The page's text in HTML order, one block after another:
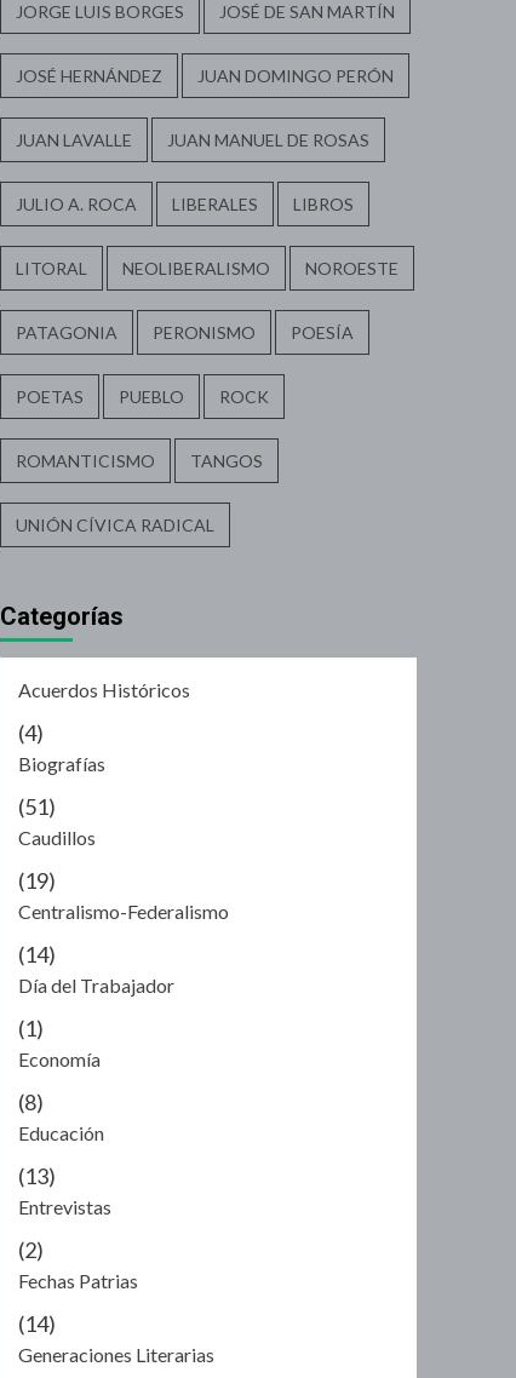
JORGE LUIS BORGES JOSÉ DE SAN MARTÍN
JOSÉ HERNÁNDEZ JUAN DOMINGO PERÓN
JUAN LAVALLE JUAN MANUEL DE ROSAS
JULIO A. ROCA LIBERALES LIBROS
LITORAL NEOLIBERALISMO NOROESTE
PATAGONIA PERONISMO POESÍA
POETAS PUEBLO ROCK
ROMANTICISMO TANGOS
UNIÓN CÍVICA RADICAL
Categorías
Acuerdos Históricos
(4)
Biografías
(51)
Caudillos
(19)
Centralismo-Federalismo
(14)
Día del Trabajador
(1)
Economía
(8)
Educación
(13)
Entrevistas
(2)
Fechas Patrias
(14)
Generaciones Literarias